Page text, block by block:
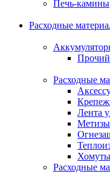
Печь-камины
Расходные
Прочий
Расходные
Лента
Метизы
Расходные